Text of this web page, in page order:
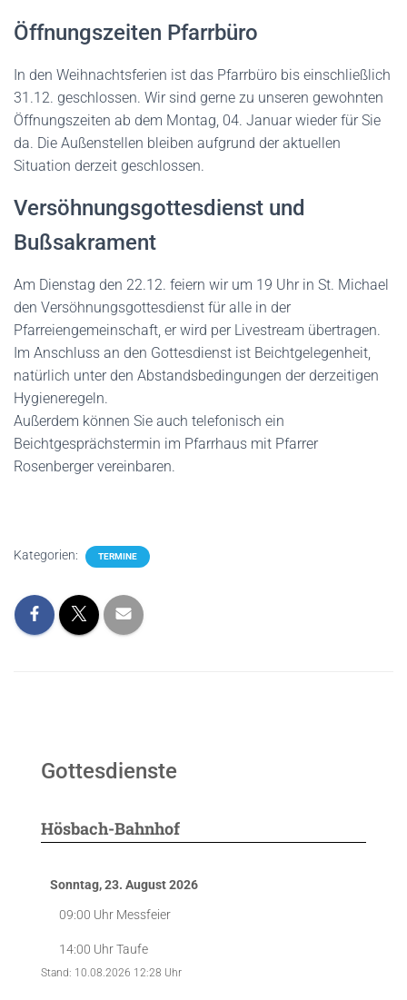
Öffnungszeiten Pfarrbüro
In den Weihnachtsferien ist das Pfarrbüro bis einschließlich
31.12. geschlossen. Wir sind gerne zu unseren gewohnten
Öffnungszeiten ab dem Montag, 04. Januar wieder für Sie
da. Die Außenstellen bleiben aufgrund der aktuellen
Situation derzeit geschlossen.
Versöhnungsgottesdienst und
Bußsakrament
Am Dienstag den 22.12. feiern wir um 19 Uhr in St. Michael
den Versöhnungsgottesdienst für alle in der
Pfarreiengemeinschaft, er wird per Livestream übertragen.
Im Anschluss an den Gottesdienst ist Beichtgelegenheit,
natürlich unter den Abstandsbedingungen der derzeitigen
Hygieneregeln.
Außerdem können Sie auch telefonisch ein
Beichtgesprächstermin im Pfarrhaus mit Pfarrer
Rosenberger vereinbaren.
Kategorien: TERMINE
Gottesdienste
Hösbach-Bahnhof
Sonntag, 23. August 2026
09:00 Uhr Messfeier
14:00 UhrTaufe
Stand: 10.08.2026 12:28 Uhr